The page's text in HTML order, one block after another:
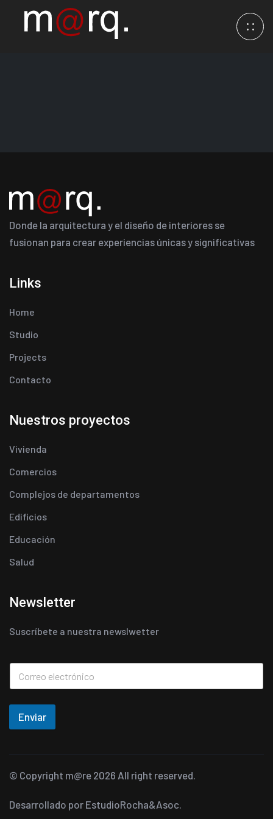
Donde la arquitectura y el diseño de interiores se
fusionan para crear experiencias únicas y significativas
Links
Home
Studio
Projects
Contacto
Nuestros proyectos
Vivienda
Comercios
Complejos de departamentos
Edificios
Educación
Salud
Newsletter
Suscríbete a nuestra newslwetter
Enviar
© Copyright m@re 2026 All right reserved.
Desarrollado por EstudioRocha&Asoc.